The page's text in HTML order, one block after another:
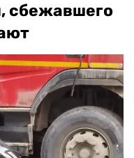
сбежавшего